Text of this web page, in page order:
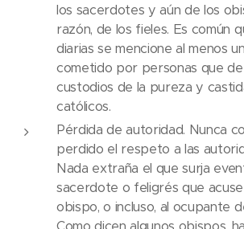
los sacerdotes y aún de los
razón, de los fieles. Es común
diarias se mencione al menos
cometido por personas que
custodios de la pureza y
católicos.
Pérdida de autoridad. Nunca
perdido el respeto a las
Nada extraña el que surja
sacerdote o feligrés que
obispo, o incluso, al ocupante